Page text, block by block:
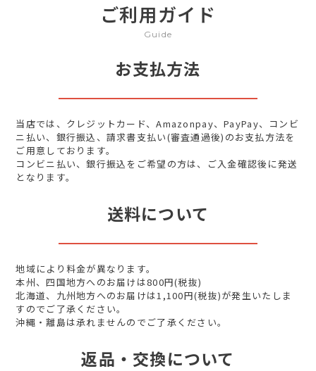
ご利用ガイド
Guide
お支払方法
当店では、クレジットカード、Amazonpay、PayPay、コンビ
ニ払い、銀行振込、請求書支払い(審査通過後)のお支払方法を
ご用意しております。
コンビニ払い、銀行振込をご希望の方は、ご入金確認後に発送
となります。
送料について
地域により料金が異なります。
本州、四国地方へのお届けは800円(税抜)
北海道、九州地方へのお届けは1,100円(税抜)が発生いたしま
すのでご了承ください。
沖縄・離島は承れませんのでご了承ください。
返品・交換について